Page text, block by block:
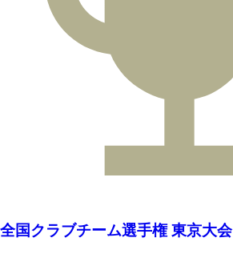
全国クラブチーム選手権 東京大会